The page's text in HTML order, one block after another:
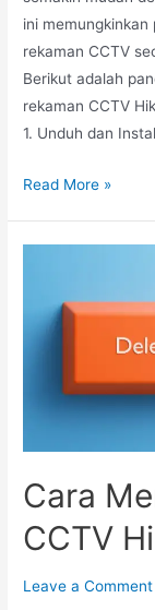
ini
rekaman CCTV
Berikut adalah
rekaman CCTV
1. Unduh dan
Read More »
Cara
CCTV
Leave a Comment